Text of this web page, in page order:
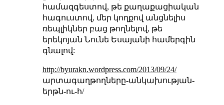
համազգեստով, թե քաղաքացիական
հագուստով, մեր կողքով անցնելիս
ռեպլիկներ բաց թողնելով, թե
երեկոյան Նունե Եսայանի համերգին
գնալով:
http://byurakn.wordpress.com/2013/09/24/
արտագաղթողները-անկախության-
երթն-ու-հ/